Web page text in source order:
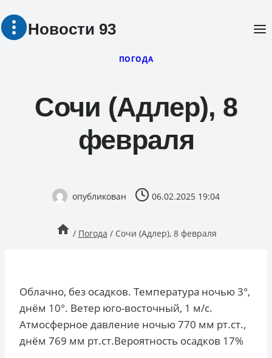
Перейти
Новости 93
ПОГОДА
Сочи (Адлер), 8
февраля
опубликован 06.02.2025 19:04
/ Погода / Сочи (Адлер), 8 февраля
Облачно, без осадков. Температура ночью 3°,
днём 10°. Ветер юго-восточный, 1 м/с.
Атмосферное давление ночью 770 мм рт.ст.,
днём 769 мм рт.ст.Вероятность осадков 17%